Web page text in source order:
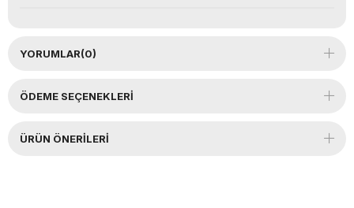
YORUMLAR(0)
ÖDEME SEÇENEKLERI
ÜRÜN ÖNERILERI